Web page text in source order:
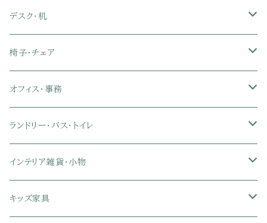
布張り・ファブリックソファ
ソファカバー
ランドリー・トイレ収納
玄関収納
突っ張り棚・突っ張りラック
サイドチェスト
幅90cm以下テレビ台
幅91～120cmテレビ台
幅121～150cmテレビ台
幅151～180cmテレビ台
隙間収納
キッチンマット
キッチン用品
キッチン家電
シングル
セミシングル
シングル
脚付きマットレス
セミシングル
シングル
パイプベッド
ロフトベッド
2段ベッド
折りたたみベッド
ソファベッド
枕
タオルケット・ガーゼケット
ブランケット・毛布
布団カバー・敷きパッド
ひんやりマット（冷却マット）
こたつ布団
キッチンマット
フローリングマット
ジョイントマット
ダイニングチェア・ベンチ
ダイニングテーブルセット
2人用ダイニングテーブルセット
4人用ダイニングテーブルセット
6人用ダイニングテーブルセット
木製ダイニング
サイドテーブル
ウッドテーブル
センターテーブル
ガラステーブル
カウンターテーブル
伸縮式テーブル
デスク・机
パソコン・オフィスデスク
L字デスク
収納付きデスク
キーボードスライダー付きデスク
学習机
椅子・チェア
ダイニングチェア・ベンチ
オフィスチェア
リクライニングチェア
ハイバックオフィスチェア
リビングチェア
スツール・オットマン
オフィス・事務
オフィスチェア
オフィスデスク
オフィス収納
ランドリー・バス・トイレ
ランドリーラック
タオルハンガー
インテリア雑貨・小物
タオル
キッズ家具